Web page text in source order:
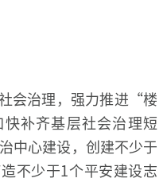
会治理，强力推进“楼
补齐基层社会治理短
中心建设，创建不少于
不少于1个平安建设志